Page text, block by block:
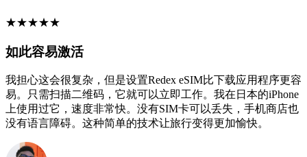
★★★★★
如此容易激活
我担心这会很复杂，但是设置Redex eSIM比下载应用程序更容
易。只需扫描二维码，它就可以立即工作。我在日本的iPhone
上使用过它，速度非常快。没有SIM卡可以丢失，手机商店也
没有语言障碍。这种简单的技术让旅行变得更加愉快。